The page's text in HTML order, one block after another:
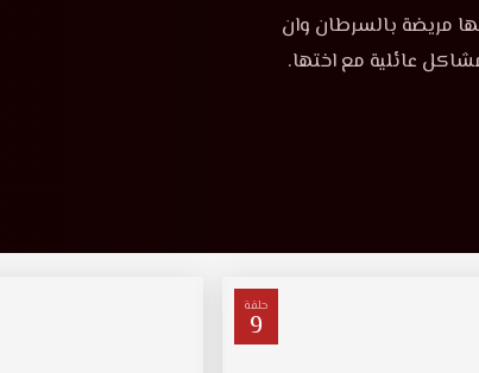
مريضة بالسرطان وان
عائلية مع اختها.
حلقة
9